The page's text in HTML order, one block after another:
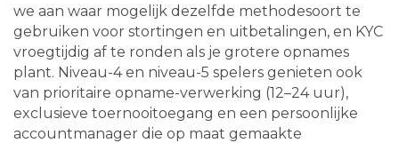
we aan waar mogelijk dezelfde methodesoort te
gebruiken voor stortingen en uitbetalingen, en KYC
vroegtijdig af te ronden als je grotere opnames
plant. Niveau-4 en niveau-5 spelers genieten ook
van prioritaire opname-verwerking (12–24 uur),
exclusieve toernooitoegang en een persoonlijke
accountmanager die op maat gemaakte